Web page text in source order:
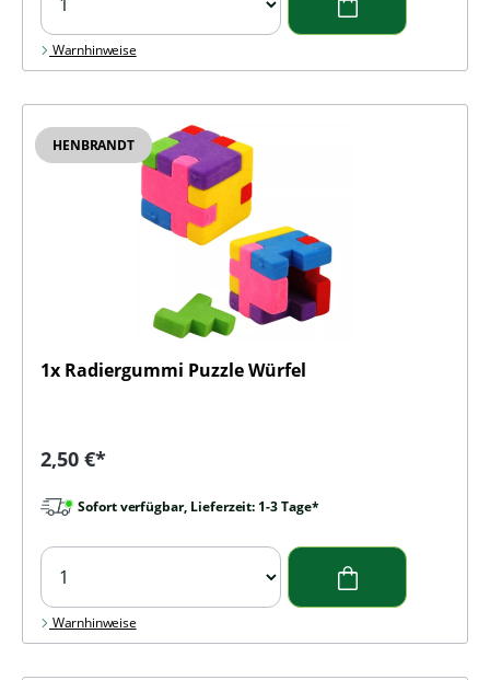
Warnhinweise
HENBRANDT
1x Radiergummi Puzzle Würfel
Regulärer Preis:
2,50 €*
Sofort verfügbar, Lieferzeit: 1-3 Tage*
Warnhinweise